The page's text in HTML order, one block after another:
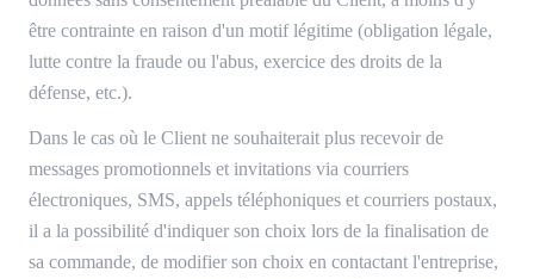
être contrainte en raison d'un motif légitime (obligation légale,
lutte contre la fraude ou l'abus, exercice des droits de la
défense, etc.).
Dans le cas où le Client ne souhaiterait plus recevoir de
messages promotionnels et invitations via courriers
électroniques, SMS, appels téléphoniques et courriers postaux,
il a la possibilité d'indiquer son choix lors de la finalisation de
sa commande, de modifier son choix en contactant l'entreprise,